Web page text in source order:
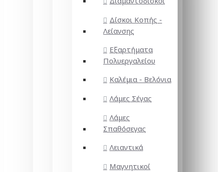
Δίσκοι Κοπής -
Λείανσης
Εξαρτήματα
Πολυεργαλείου
Καλέμια - Βελόνια
Λάμες Σέγας
Λάμες
Σπαθόσεγας
Λειαντικά
Μαγνητικοί